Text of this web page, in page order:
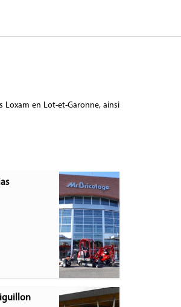
Loxam en Lot-et-Garonne, ainsi